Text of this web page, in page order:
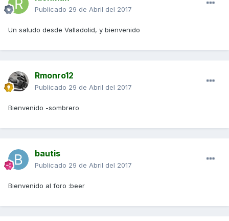
Publicado 29 de Abril del 2017
Un saludo desde Valladolid, y bienvenido
Rmonro12
Publicado 29 de Abril del 2017
Bienvenido -sombrero
bautis
Publicado 29 de Abril del 2017
Bienvenido al foro :beer